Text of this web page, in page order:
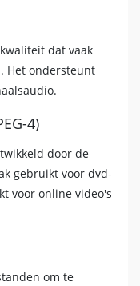
dat vaak
Het ondersteunt
4)
door de
gebruikt voor dvd-
voor online video's
om te